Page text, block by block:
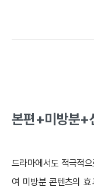
본편+미방분+
드라마에서도 적극적
여 미방분 콘텐츠의